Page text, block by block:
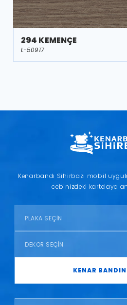
294 KEMENÇE
L-50917
Kenarbandı Sihirbazı mobil
cebinizdeki kartelaya
PLAKA SEÇİN
DEKOR SEÇİN
KENAR